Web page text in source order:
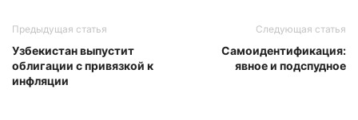
Предыдущая статья
Узбекистан выпустит
облигации с привязкой к
инфляции
Следующая статья
Самоидентификация:
явное и подспудное